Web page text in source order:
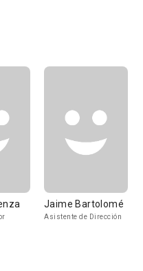
Jaime Bartolomé
Asistente de Dirección